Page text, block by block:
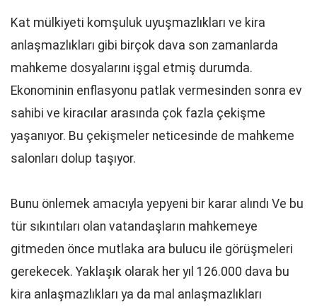
Kat mülkiyeti komşuluk uyuşmazlıkları ve kira
anlaşmazlıkları gibi birçok dava son zamanlarda
mahkeme dosyalarını işgal etmiş durumda.
Ekonominin enflasyonu patlak vermesinden sonra ev
sahibi ve kiracılar arasında çok fazla çekişme
yaşanıyor. Bu çekişmeler neticesinde de mahkeme
salonları dolup taşıyor.
Bunu önlemek amacıyla yepyeni bir karar alındı Ve bu
tür sıkıntıları olan vatandaşların mahkemeye
gitmeden önce mutlaka ara bulucu ile görüşmeleri
gerekecek. Yaklaşık olarak her yıl 126.000 dava bu
kira anlaşmazlıkları ya da mal anlaşmazlıkları